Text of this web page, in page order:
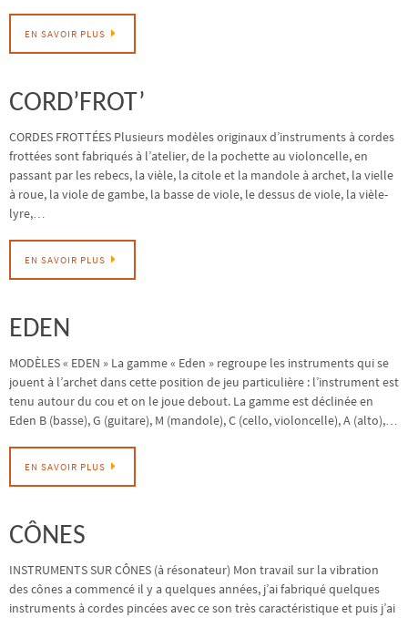
EN SAVOIR PLUS
CORD’FROT’
CORDES FROTTÉES Plusieurs modèles originaux d’instruments à cordes
frottées sont fabriqués à l’atelier, de la pochette au violoncelle, en
passant par les rebecs, la vièle, la citole et la mandole à archet, la vielle
à roue, la viole de gambe, la basse de viole, le dessus de viole, la vièle-
lyre,…
EN SAVOIR PLUS
EDEN
MODÈLES « EDEN » La gamme « Eden » regroupe les instruments qui se
jouent à l’archet dans cette position de jeu particulière : l’instrument est
tenu autour du cou et on le joue debout. La gamme est déclinée en
Eden B (basse), G (guitare), M (mandole), C (cello, violoncelle), A (alto),…
EN SAVOIR PLUS
CÔNES
INSTRUMENTS SUR CÔNES (à résonateur) Mon travail sur la vibration
des cônes a commencé il y a quelques années, j’ai fabriqué quelques
instruments à cordes pincées avec ce son très caractéristique et puis j’ai